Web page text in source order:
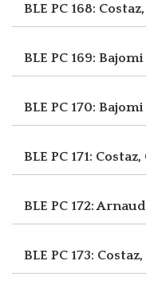
BLE PC 168:
BLE PC 169:
BLE PC 170:
BLE PC 171:
BLE PC 172:
BLE PC 173: